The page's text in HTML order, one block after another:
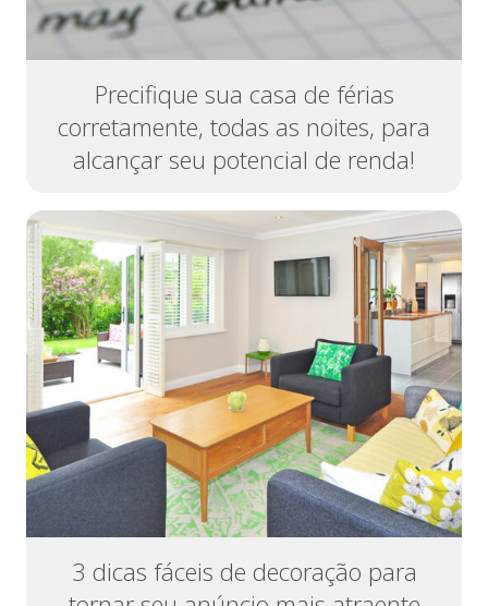
Precifique sua casa de férias
corretamente, todas as noites, para
alcançar seu potencial de renda!
3 dicas fáceis de decoração para